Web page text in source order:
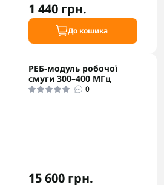
1 440 грн.
До кошика
РЕБ-модуль робочої
смуги 300–400 МГц
0
15 600 грн.